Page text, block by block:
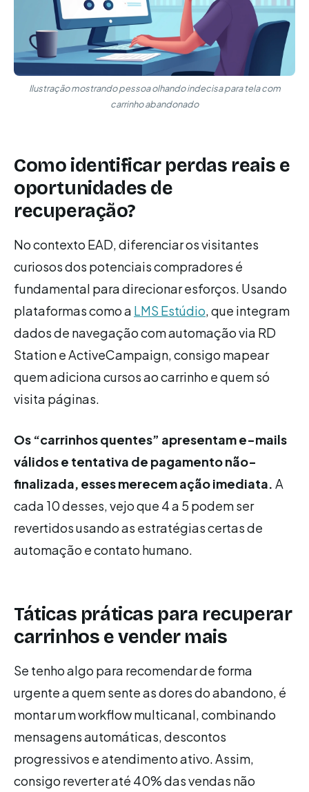
Ilustração mostrando pessoa olhando indecisa para tela com
carrinho abandonado
Como identificar perdas reais e
oportunidades de
recuperação?
No contexto EAD, diferenciar os visitantes
curiosos dos potenciais compradores é
fundamental para direcionar esforços. Usando
plataformas como a LMS Estúdio, que integram
dados de navegação com automação via RD
Station e ActiveCampaign, consigo mapear
quem adiciona cursos ao carrinho e quem só
visita páginas.
Os “carrinhos quentes” apresentam e-mails
válidos e tentativa de pagamento não-
finalizada, esses merecem ação imediata. A
cada 10 desses, vejo que 4 a 5 podem ser
revertidos usando as estratégias certas de
automação e contato humano.
Táticas práticas para recuperar
carrinhos e vender mais
Se tenho algo para recomendar de forma
urgente a quem sente as dores do abandono, é
montar um workflow multicanal, combinando
mensagens automáticas, descontos
progressivos e atendimento ativo. Assim,
consigo reverter até 40% das vendas não